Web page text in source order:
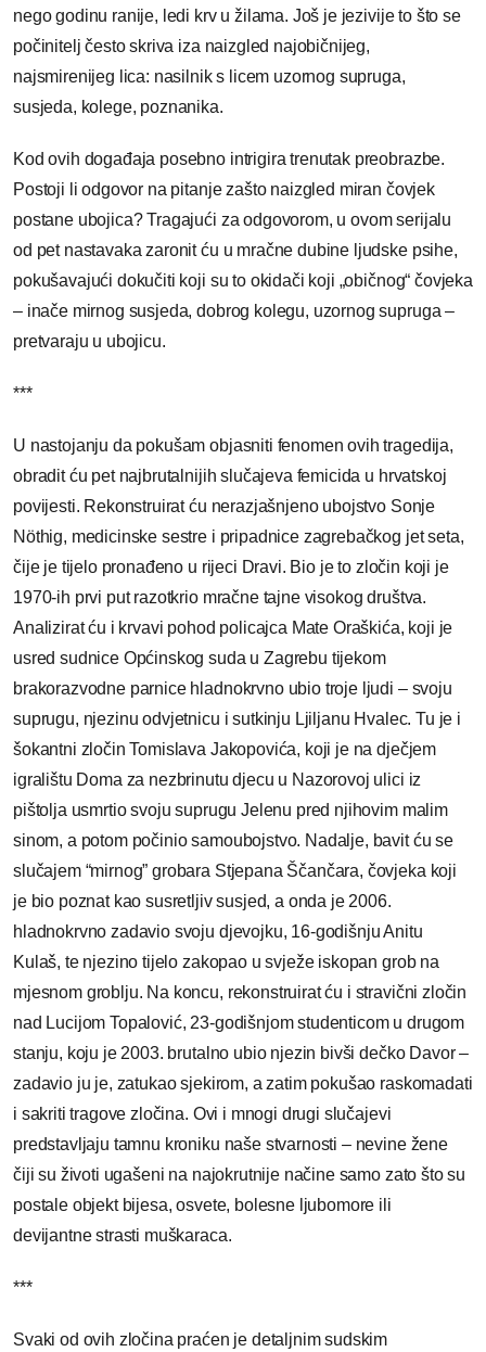
nego godinu ranije, ledi krv u žilama. Još je jezivije to što se
počinitelj često skriva iza naizgled najobičnijeg,
najsmirenijeg lica: nasilnik s licem uzornog supruga,
susjeda, kolege, poznanika.
Kod ovih događaja posebno intrigira trenutak preobrazbe.
Postoji li odgovor na pitanje zašto naizgled miran čovjek
postane ubojica? Tragajući za odgovorom, u ovom serijalu
od pet nastavaka zaronit ću u mračne dubine ljudske psihe,
pokušavajući dokučiti koji su to okidači koji „običnog“ čovjeka
– inače mirnog susjeda, dobrog kolegu, uzornog supruga –
pretvaraju u ubojicu.
***
U nastojanju da pokušam objasniti fenomen ovih tragedija,
obradit ću pet najbrutalnijih slučajeva femicida u hrvatskoj
povijesti. Rekonstruirat ću nerazjašnjeno ubojstvo Sonje
Nöthig, medicinske sestre i pripadnice zagrebačkog jet seta,
čije je tijelo pronađeno u rijeci Dravi. Bio je to zločin koji je
1970-ih prvi put razotkrio mračne tajne visokog društva.
Analizirat ću i krvavi pohod policajca Mate Oraškića, koji je
usred sudnice Općinskog suda u Zagrebu tijekom
brakorazvodne parnice hladnokrvno ubio troje ljudi – svoju
suprugu, njezinu odvjetnicu i sutkinju Ljiljanu Hvalec. Tu je i
šokantni zločin Tomislava Jakopovića, koji je na dječjem
igralištu Doma za nezbrinutu djecu u Nazorovoj ulici iz
pištolja usmrtio svoju suprugu Jelenu pred njihovim malim
sinom, a potom počinio samoubojstvo. Nadalje, bavit ću se
slučajem “mirnog” grobara Stjepana Ščančara, čovjeka koji
je bio poznat kao susretljiv susjed, a onda je 2006.
hladnokrvno zadavio svoju djevojku, 16-godišnju Anitu
Kulaš, te njezino tijelo zakopao u svježe iskopan grob na
mjesnom groblju. Na koncu, rekonstruirat ću i stravični zločin
nad Lucijom Topalović, 23-godišnjom studenticom u drugom
stanju, koju je 2003. brutalno ubio njezin bivši dečko Davor –
zadavio ju je, zatukao sjekirom, a zatim pokušao raskomadati
i sakriti tragove zločina. Ovi i mnogi drugi slučajevi
predstavljaju tamnu kroniku naše stvarnosti – nevine žene
čiji su životi ugašeni na najokrutnije načine samo zato što su
postale objekt bijesa, osvete, bolesne ljubomore ili
devijantne strasti muškaraca.
***
Svaki od ovih zločina praćen je detaljnim sudskim